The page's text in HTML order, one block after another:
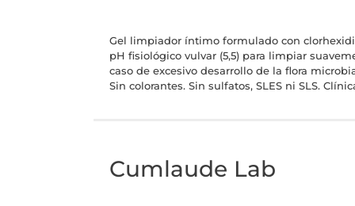
Gel limpiador íntimo formulado con
pH fisiológico vulvar (5,5) para limpiar
caso de excesivo desarrollo de la flora
Sin colorantes. Sin sulfatos, SLES ni SLS.
Cumlaude Lab